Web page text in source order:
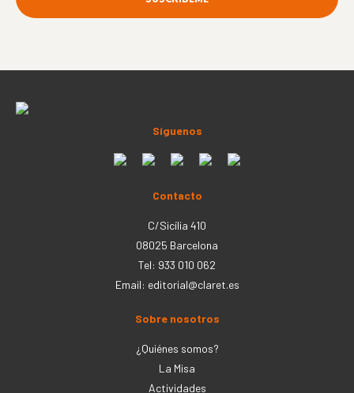
Síguenos
Contacto
C/Sicília 410
08025 Barcelona
Tel: 933 010 062
Email: editorial@claret.es
Sobre nosotros
¿Quiénes somos?
La Misa
Actividades